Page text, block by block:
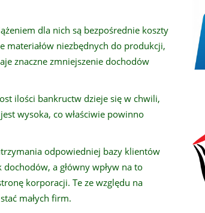
dla nich są bezpośrednie koszty
materiałów niezbędnych do produkcji,
znaczne zmniejszenie dochodów
ilości bankructw dzieje się w chwili,
wysoka, co właściwie powinno
odpowiedniej bazy klientów
a główny wpływ na to
korporacji. Te ze względu na
małych firm.